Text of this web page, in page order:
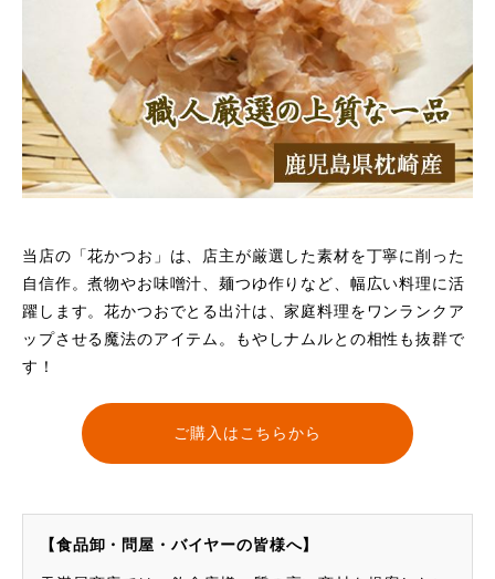
当店の「花かつお」は、店主が厳選した素材を丁寧に削った
自信作。煮物やお味噌汁、麺つゆ作りなど、幅広い料理に活
躍します。花かつおでとる出汁は、家庭料理をワンランクア
ップさせる魔法のアイテム。もやしナムルとの相性も抜群で
す！
ご購入はこちらから
【食品卸・問屋・バイヤーの皆様へ】